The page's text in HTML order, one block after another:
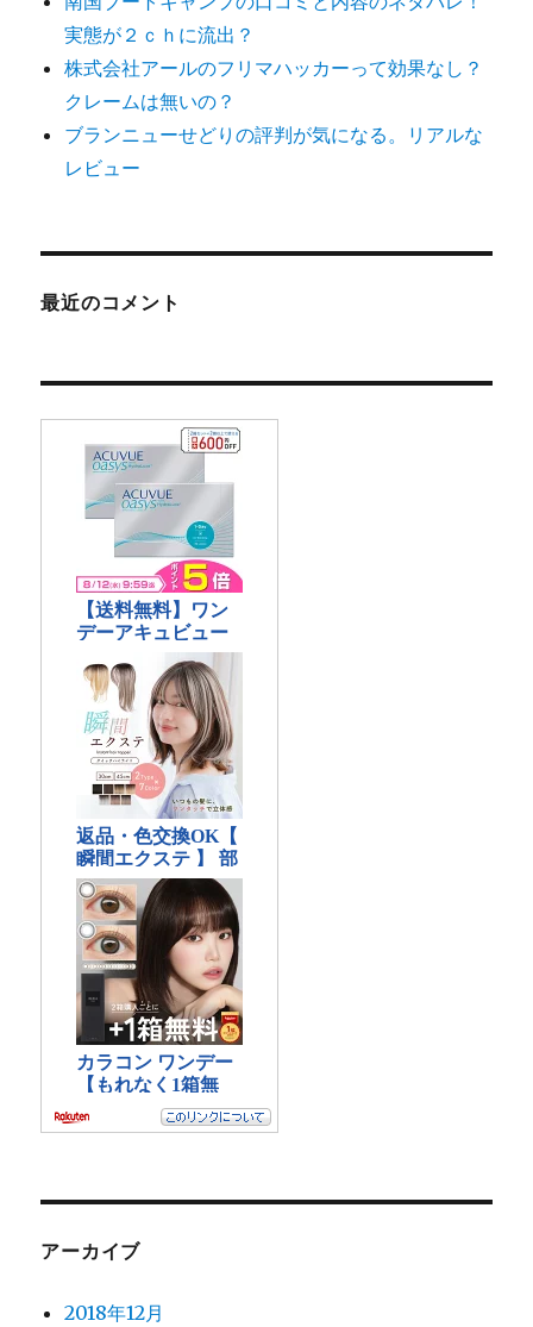
実態が２ｃｈに流出？
株式会社アールのフリマハッカーって効果なし？
クレームは無いの？
ブランニューせどりの評判が気になる。リアルな
レビュー
最近のコメント
アーカイブ
2018年12月